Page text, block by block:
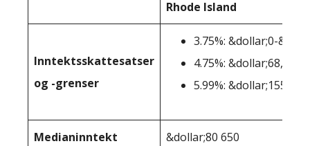
Rhode Island
Inntektsskattesatser
og -grenser
3.75%: &dollar;0-
4.75%:
5.99%:
Medianinntekt &dollar;80 650